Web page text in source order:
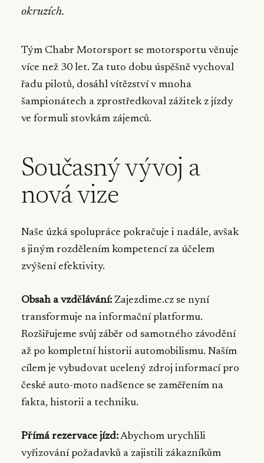
okruzích.
Tým Chabr Motorsport se motorsportu věnuje
více než 30 let. Za tuto dobu úspěšně vychoval
řadu pilotů, dosáhl vítězství v mnoha
šampionátech a zprostředkoval zážitek z jízdy
ve formuli stovkám zájemců.
Současný vývoj a
nová vize
Naše úzká spolupráce pokračuje i nadále, avšak
s jiným rozdělením kompetencí za účelem
zvýšení efektivity.
Obsah a vzdělávání: Zajezdime.cz se nyní
transformuje na informační platformu.
Rozšiřujeme svůj záběr od samotného závodění
až po kompletní historii automobilismu. Naším
cílem je vybudovat ucelený zdroj informací pro
české auto-moto nadšence se zaměřením na
fakta, historii a techniku.
Přímá rezervace jízd:Abychom urychlili
vyřizování požadavků a zajistili zákazníkům